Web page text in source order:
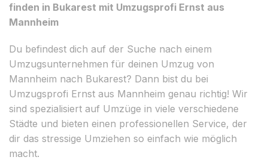
finden in Bukarest mit Umzugsprofi Ernst aus
Mannheim
Du befindest dich auf der Suche nach einem
Umzugsunternehmen für deinen Umzug von
Mannheim nach Bukarest? Dann bist du bei
Umzugsprofi Ernst aus Mannheim genau richtig! Wir
sind spezialisiert auf Umzüge in viele verschiedene
Städte und bieten einen professionellen Service, der
dir das stressige Umziehen so einfach wie möglich
macht.